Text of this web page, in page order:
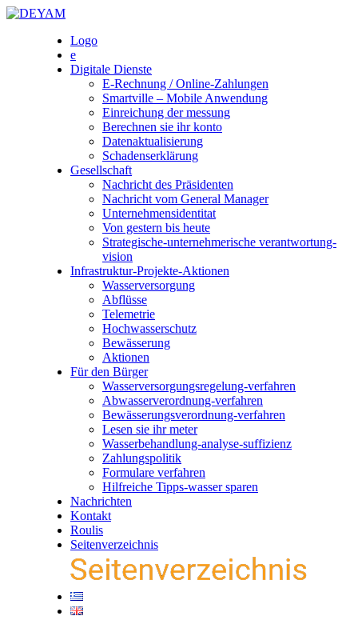
Skip
Logo
e
Digitale Dienste
E-Rechnung / Online-Zahlungen
Smartville – Mobile Anwendung
Einreichung der messung
Berechnen sie ihr konto
Datenaktualisierung
Schadenserklärung
Gesellschaft
Nachricht des Präsidenten
Nachricht vom General Manager
Unternehmensidentitat
Von gestern bis heute
Strategische-unternehmerische verantwortung-
vision
Infrastruktur-Projekte-Aktionen
Wasserversorgung
Abflüsse
Telemetrie
Hochwasserschutz
Bewässerung
Aktionen
Für den Bürger
Wasserversorgungsregelung-verfahren
Abwasserverordnung-verfahren
Bewässerungsverordnung-verfahren
Lesen sie ihr meter
Wasserbehandlung-analyse-suffizienz
Zahlungspolitik
Formulare verfahren
Hilfreiche Tipps-wasser sparen
Nachrichten
Kontakt
Roulis
Seitenverzeichnis